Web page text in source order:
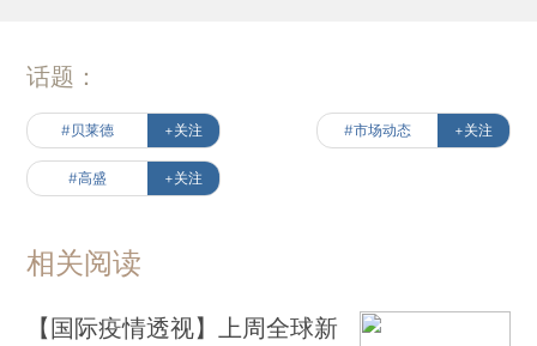
话题：
#贝莱德 +关注 #市场动态 +关注
#高盛 +关注
相关阅读
【国际疫情透视】上周全球新